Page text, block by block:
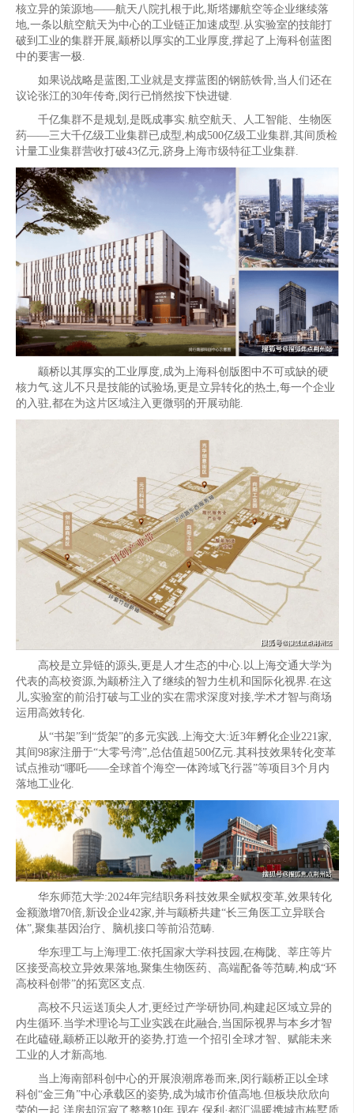
核立异的策源地——航天八院扎根于此,斯塔娜航空等企业继续落
地,一条以航空航天为中心的工业链正加速成型.从实验室的技能打
破到工业的集群开展,颛桥以厚实的工业厚度,撑起了上海科创蓝图
中的要害一极.
如果说战略是蓝图,工业就是支撑蓝图的钢筋铁骨,当人们还在
议论张江的30年传奇,闵行已悄然按下快进键.
千亿集群不是规划,是既成事实.航空航天、人工智能、生物医
药——三大千亿级工业集群已成型,构成500亿级工业集群,其间质检
计量工业集群营收打破43亿元,跻身上海市级特征工业集群.
颛桥以其厚实的工业厚度,成为上海科创版图中不可或缺的硬
核力气.这儿不只是技能的试验场,更是立异转化的热土,每一个企业
的入驻,都在为这片区域注入更微弱的开展动能.
高校是立异链的源头,更是人才生态的中心.以上海交通大学为
代表的高校资源,为颛桥注入了继续的智力生机和国际化视界.在这
儿,实验室的前沿打破与工业的实在需求深度对接,学术才智与商场
运用高效转化.
从“书架”到“货架”的多元实践.上海交大:近3年孵化企业221家,
其间98家注册于“大零号湾”,总估值超500亿元.其科技效果转化变革
试点推动“哪吒——全球首个海空一体跨域飞行器”等项目3个月内
落地工业化.
华东师范大学:2024年完结职务科技效果全赋权变革,效果转化
金额激增70倍,新设企业42家,并与颛桥共建“长三角医工立异联合
体”,聚集基因治疗、脑机接口等前沿范畴.
华东理工与上海理工:依托国家大学科技园,在梅陇、莘庄等片
区接受高校立异效果落地,聚集生物医药、高端配备等范畴,构成“环
高校科创带”的拓宽区支点.
高校不只运送顶尖人才,更经过产学研协同,构建起区域立异的
内生循环.当学术理论与工业实践在此融合,当国际视界与本乡才智
在此磕碰,颛桥正以敞开的姿势,打造一个招引全球才智、赋能未来
工业的人才新高地.
当上海南部科创中心的开展浪潮席卷而来,闵行颛桥正以全球
科创“金三角”中心承载区的姿势,成为城市价值高地.但板块欣欣向
荣的一起,洋房却沉寂了整整10年,现在,保利·都汇温暖携城市栋墅质